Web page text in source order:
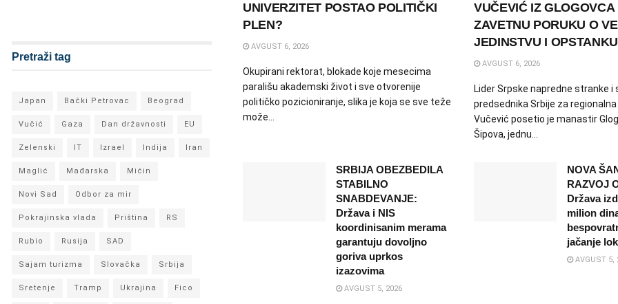
UNIVERZITET POSTAO POLITIČKI
PLEN?
AVGUST 6, 2026
Okupirani rektorat, blokade koje mesecima
parališu akademski život i sve otvorenije
političko pozicioniranje, slika je koja se sve teže
može...
VUČEVIĆ IZ
ZAVETNU PORUKU O
JEDINSTVU I
AVGUST 6, 2026
Lider Srpske napredne stranke i
predsednika Srbije za
Vučević posetio je manastir
Šipova, jednu...
SRBIJA OBEZBEDILA
STABILNO
SNABDEVANJE:
Država i NIS
koordinisanim merama
garantuju dovoljno
goriva uprkos
izazovima
AVGUST 5, 2026
NOVA
RAZVOJ
Država
milion
jačanje
AVGUST 5,
Pretraži tag
Japan Bački Petrovac Beograd
Vučić Gaza Dan državnosti EU
Zelenski IT Izrael Indija Iran
Maglić Mađarska Mićin
Novi Sad Odbor za mir
Pokrajinska vlada Priština RS
Rubio Rusija SAD
Sajam turizma Slovačka Srbija
Sretenje Tramp Ukrajina Fico